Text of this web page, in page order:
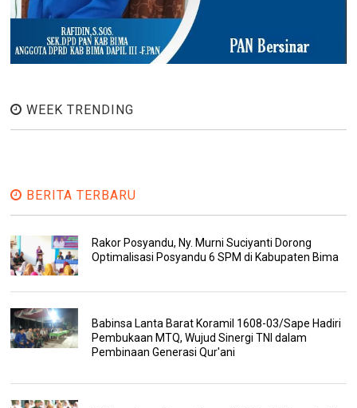
WEEK TRENDING
BERITA TERBARU
Rakor Posyandu, Ny. Murni Suciyanti Dorong
Optimalisasi Posyandu 6 SPM di Kabupaten Bima
Babinsa Lanta Barat Koramil 1608-03/Sape Hadiri
Pembukaan MTQ, Wujud Sinergi TNI dalam
Pembinaan Generasi Qur'ani